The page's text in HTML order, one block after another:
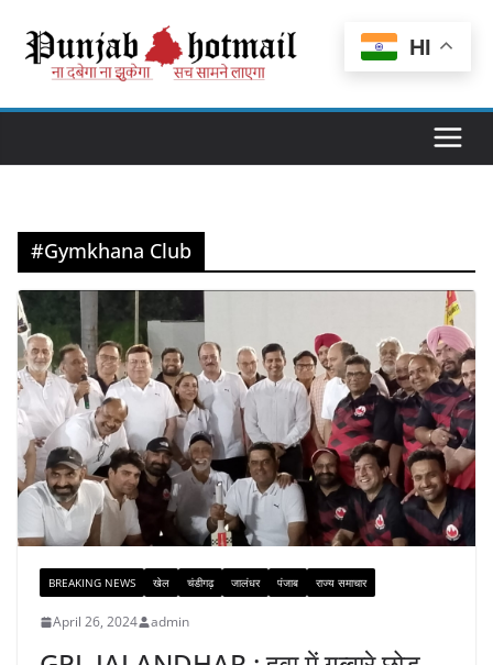
content
#Gymkhana Club
BREAKING NEWS खेल चंडीगढ़ जालंधर पंजाब राज्य समाचार
April 26, 2024 admin
HI